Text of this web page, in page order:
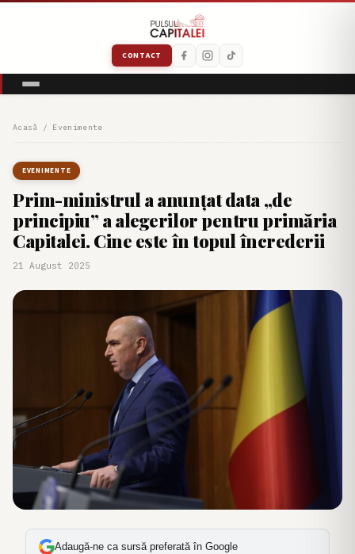
CONTACT
Acasă / Evenimente
EVENIMENTE
Prim-ministrul a anunțat data „de
principiu” a alegerilor pentru primăria
Capitalei. Cine este în topul încrederii
21 August 2025
Adaugă-ne ca sursă preferată în Google